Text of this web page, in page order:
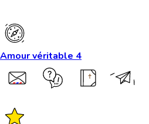
Amour véritable 4